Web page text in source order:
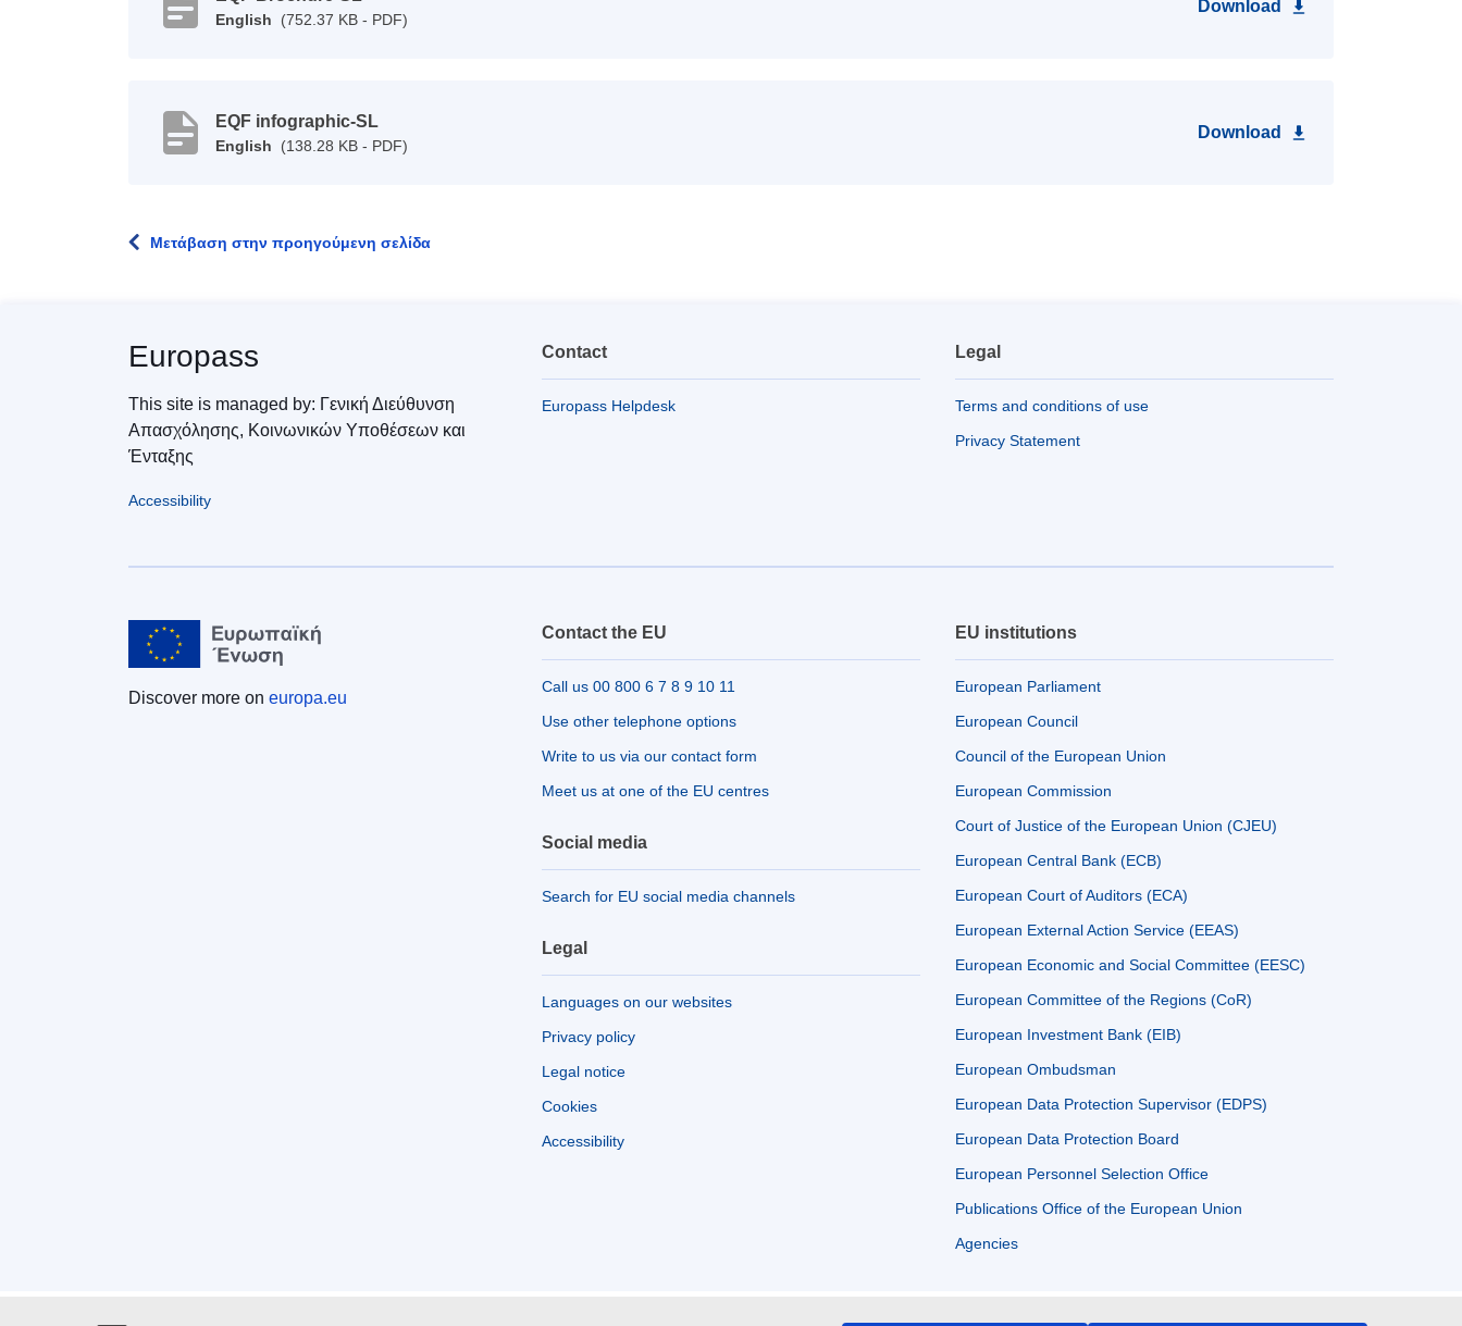
English (752.37 KB - PDF)
Download
EQF infographic-SL
English (138.28 KB - PDF)
Download
Μετάβαση στην προηγούμενη σελίδα
Europass
This site is managed by: Γενική Διεύθυνση
Απασχόλησης, Κοινωνικών Υποθέσεων και
Ένταξης
Accessibility
Contact
Europass Helpdesk
Legal
Terms and conditions of use
Privacy Statement
Discover more on europa.eu
Contact the EU
Call us 00 800 6 7 8 9 10 11
Use other telephone options
Write to us via our contact form
Meet us at one of the EU centres
Social media
Search for EU social media channels
Legal
Languages on our websites
Privacy policy
Legal notice
Cookies
Accessibility
EU institutions
European Parliament
European Council
Council of the European Union
European Commission
Court of Justice of the European Union (CJEU)
European Central Bank (ECB)
European Court of Auditors (ECA)
European External Action Service (EEAS)
European Economic and Social Committee (EESC)
European Committee of the Regions (CoR)
European Investment Bank (EIB)
European Ombudsman
European Data Protection Supervisor (EDPS)
European Data Protection Board
European Personnel Selection Office
Publications Office of the European Union
Agencies